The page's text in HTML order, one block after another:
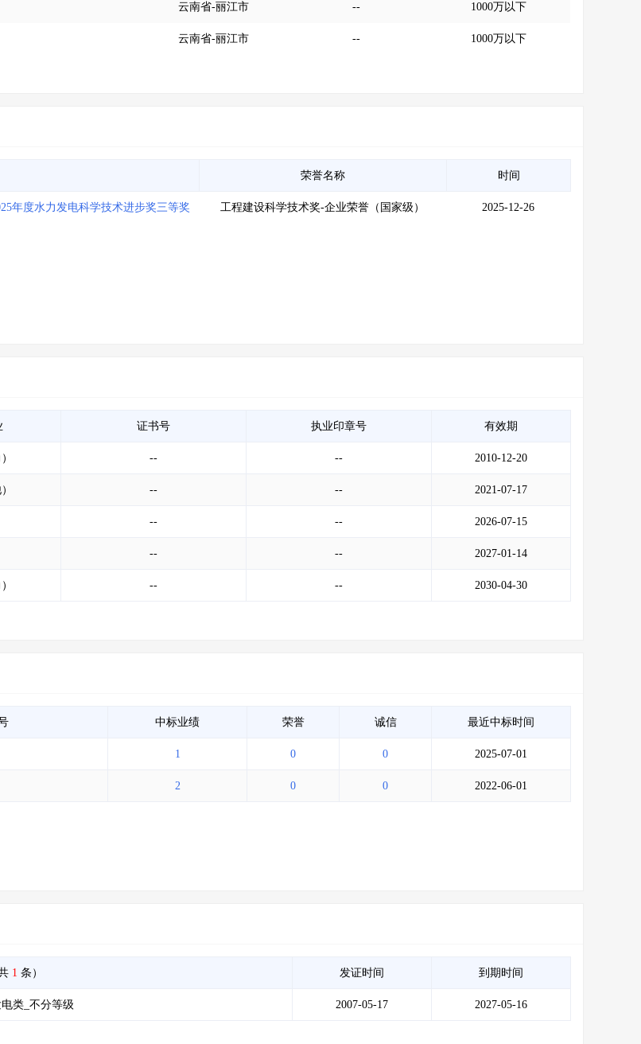
云南省-丽江市 -- 1000万以下
云南省-丽江市 -- 1000万以下
荣誉名称 时间
年度水力发电科学技术进步奖三等奖 工程建设科学技术奖-企业荣誉（国家级） 2025-12-26
证书号 执业印章号 有效期
-- -- 2010-12-20
-- -- 2021-07-17
-- -- 2026-07-15
-- -- 2027-01-14
-- -- 2030-04-30
中标业绩 荣誉 诚信 最近中标时间
1 0 0 2025-07-01
2 0 0 2022-06-01
1 条） 发证时间 到期时间
类_不分等级 2007-05-17 2027-05-16